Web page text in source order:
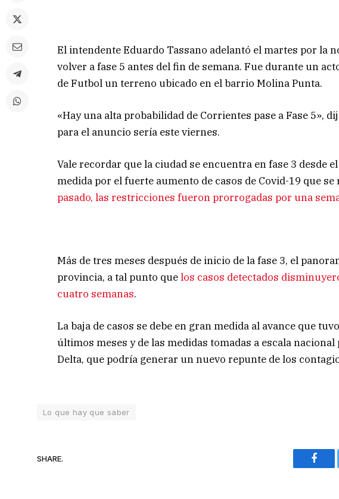
El intendente Eduardo Tassano adelantó el martes por la
volver a fase 5 antes del fin de semana. Fue durante un
de Futbol un terreno ubicado en el barrio Molina Punta.
«Hay una alta probabilidad de Corrientes pase a Fase 5»,
para el anuncio sería este viernes.
Vale recordar que la ciudad se encuentra en fase 3 desde
medida por el fuerte aumento de casos de Covid-19 que
pasado, las restricciones fueron prorrogadas por una
Más de tres meses después de inicio de la fase 3, el
provincia, a tal punto quelos casos detectados
cuatro semanas.
La baja de casos se debe en gran medida al avance que
últimos meses y de las medidas tomadas a escala
Delta, que podría generar un nuevo repunte de los
Lo que hay que saber
SHARE.